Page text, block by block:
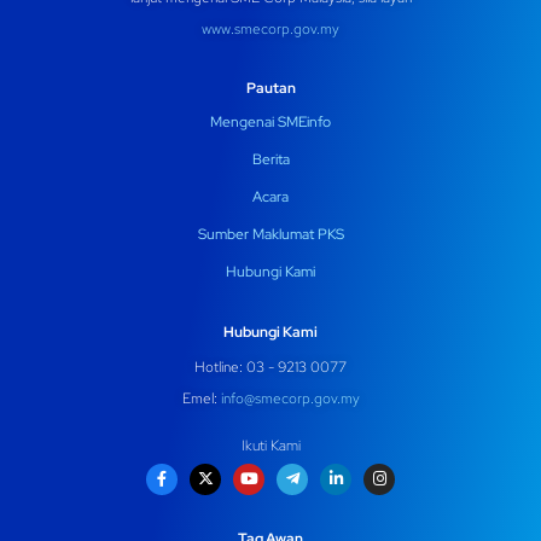
www.smecorp.gov.my
Pautan
Mengenai SMEinfo
Berita
Acara
Sumber Maklumat PKS
Hubungi Kami
Hubungi Kami
Hotline: 03 - 9213 0077
Emel: info@smecorp.gov.my
Ikuti Kami